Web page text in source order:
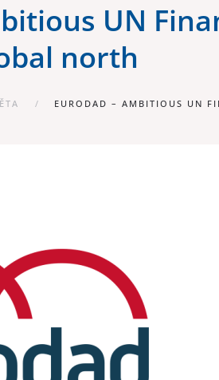
UN
north
EURODAD – AMBITIOUS UN